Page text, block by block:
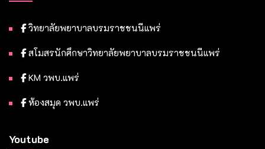
วิทยาลัยพยาบาลบรมราชชนนีแพร่
สโมสรนักศึกษาวิทยาลัยพยาบาลบรมราชชนนีแพร่
KM วพบ.แพร่
ห้องสมุด วพบ.แพร่
Youtube